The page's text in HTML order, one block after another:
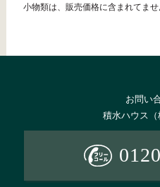
小物類は、販売価格に含まれてませ
お問い
積水ハウス